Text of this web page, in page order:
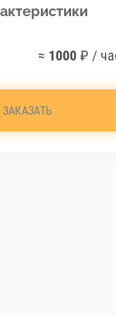
≈ 1000 ₽ /
ЗАКАЗАТЬ